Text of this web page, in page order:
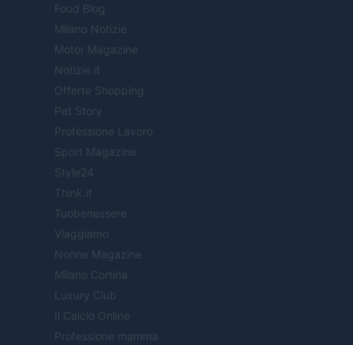
Food Blog
Milano Notizie
Motor Magazine
Notizie.it
Offerte Shopping
Pet Story
Professione Lavoro
Sport Magazine
Style24
Think.it
Tuobenessere
Viaggiamo
Nonne Magazine
Milano Cortina
Luxury Club
Il Calcio Online
Professione mamma